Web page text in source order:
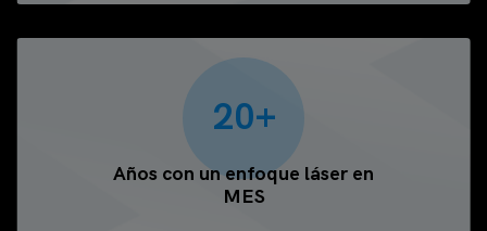
20+
Años con un enfoque láser en
MES